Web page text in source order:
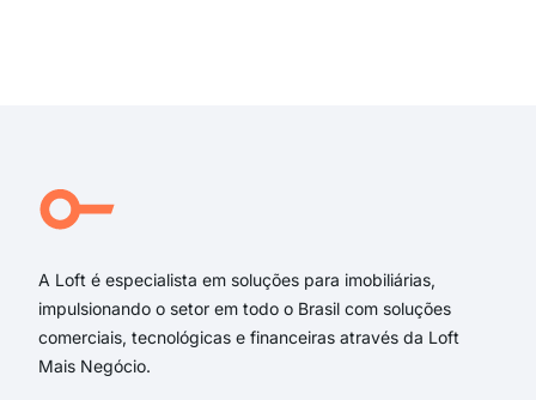
A Loft é especialista em soluções para imobiliárias,
impulsionando o setor em todo o Brasil com soluções
comerciais, tecnológicas e financeiras através da Loft
Mais Negócio.